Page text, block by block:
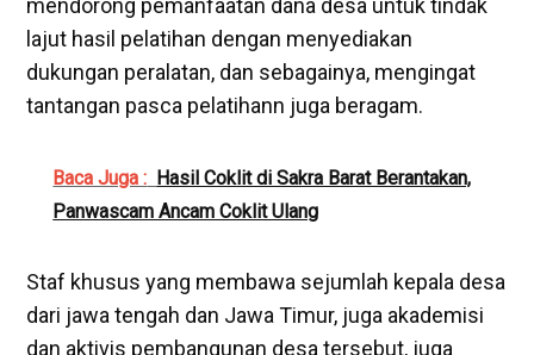
lajut hasil pelatihan dengan menyediakan
dukungan peralatan, dan sebagainya, mengingat
tantangan pasca pelatihann juga beragam.
Baca Juga : Hasil Coklit di Sakra Barat Berantakan,
Panwascam Ancam Coklit Ulang
Staf khusus yang membawa sejumlah kepala desa
dari jawa tengah dan Jawa Timur, juga akademisi
dan aktivis pembangunan desa tersebut, juga